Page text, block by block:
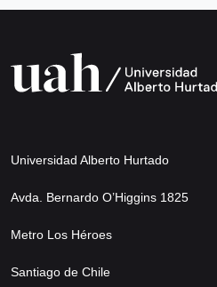
Universidad Alberto Hurtado
Avda. Bernardo O’Higgins 1825
Metro Los Héroes
Santiago de Chile